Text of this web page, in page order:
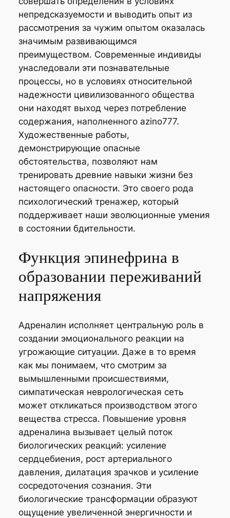
непредсказуемости и выводить опыт из
рассмотрения за чужим опытом оказалась
значимым развивающимся
преимуществом. Современные индивиды
унаследовали эти познавательные
процессы, но в условиях относительной
надежности цивилизованного общества
они находят выход через потребление
содержания, наполненного azino777.
Художественные работы,
демонстрирующие опасные
обстоятельства, позволяют нам
тренировать древние навыки жизни без
настоящего опасности. Это своего рода
психологический тренажер, который
поддерживает наши эволюционные умения
в состоянии бдительности.
Функция эпинефрина в
образовании переживаний
напряжения
Адреналин исполняет центральную роль в
создании эмоционального реакции на
угрожающие ситуации. Даже в то время
как мы понимаем, что смотрим за
вымышленными происшествиями,
симпатическая неврологическая сеть
может откликаться производством этого
вещества стресса. Повышение уровня
адреналина вызывает целый поток
биологических реакций: усиление
сердцебиения, рост артериального
давления, дилатация зрачков и усиление
сосредоточения сознания. Эти
биологические трансформации образуют
ощущение увеличенной энергичности и